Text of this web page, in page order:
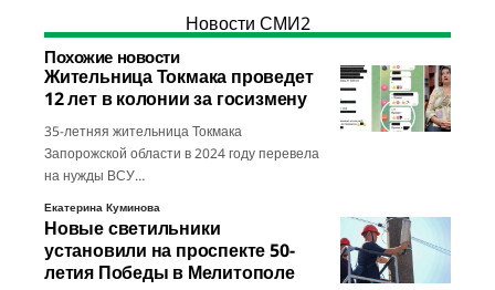
Новости СМИ2
Похожие новости
Жительница Токмака проведет
12 лет в колонии за госизмену
35-летняя жительница Токмака
Запорожской области в 2024 году перевела
на нужды ВСУ…
Екатерина Куминова
Новые светильники
установили на проспекте 50-
летия Победы в Мелитополе